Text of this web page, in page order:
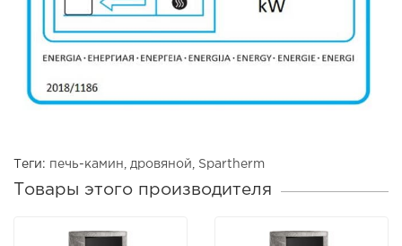
Теги: печь-камин дровяной Spartherm
Товары этого производителя